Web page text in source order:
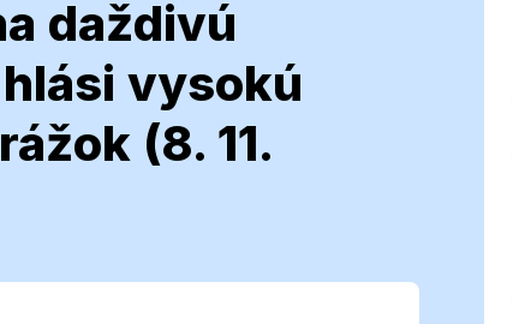
daždivú
vysokú
(8. 11.
sa na
Predpoveď